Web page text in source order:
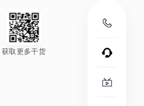
获取更多干货